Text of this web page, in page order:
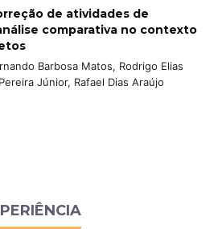
de atividades de
comparativa no contexto
Barbosa Matos, Rodrigo Elias
Júnior, Rafael Dias Araújo